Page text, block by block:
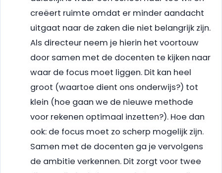
creëert ruimte omdat er minder aandacht
uitgaat naar de zaken die niet belangrijk zijn.
Als directeur neem je hierin het voortouw
door samen met de docenten te kijken naar
waar de focus moet liggen. Dit kan heel
groot (waartoe dient ons onderwijs?) tot
klein (hoe gaan we de nieuwe methode
voor rekenen optimaal inzetten?). Hoe dan
ook: de focus moet zo scherp mogelijk zijn.
Samen met de docenten ga je vervolgens
de ambitie verkennen. Dit zorgt voor twee